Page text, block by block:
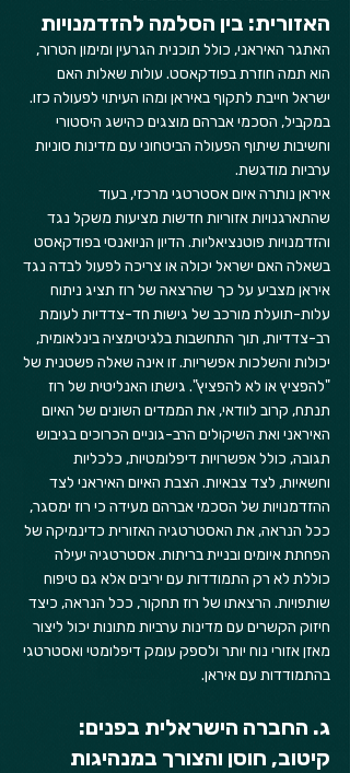
האזורית: בין הסלמה להזדמנויות
האתגר האיראני, כולל תוכנית הגרעין ומימון הטרור,
הוא תמה חוזרת בפודקאסט. עולות שאלות האם
ישראל חייבת לתקוף באיראן ומהו העיתוי לפעולה כזו.
במקביל, הסכמי אברהם מוצגים כהישג היסטורי
וחשיבות שיתוף הפעולה הביטחוני עם מדינות סוניות
ערביות מודגשת.
איראן נותרה איום אסטרטגי מרכזי, בעוד
שהתארגנויות אזוריות חדשות מציעות משקל נגד
והזדמנויות פוטנציאליות. הדיון הניואנסי בפודקאסט
בשאלה האם ישראל יכולה או צריכה לפעול לבדה נגד
איראן מצביע על כך שהרצאה של רוז תציג ניתוח
עלות-תועלת מורכב של גישות חד-צדדיות לעומת
רב-צדדיות, תוך התחשבות בלגיטימציה בינלאומית,
יכולות והשלכות אפשריות. זו אינה שאלה פשטנית של
"להפציץ או לא להפציץ". גישתו האנליטית של רוז
תנתח, קרוב לוודאי, את הממדים השונים של האיום
האיראני ואת השיקולים הרב-גוניים הכרוכים בגיבוש
תגובה, כולל אפשרויות דיפלומטיות, כלכליות
וחשאיות, לצד צבאיות. הצבת האיום האיראני לצד
ההזדמנויות של הסכמי אברהם מעידה כי רוז ימסגר,
ככל הנראה, את האסטרטגיה האזורית כדינמיקה של
הפחתת איומים ובניית בריתות. אסטרטגיה יעילה
כוללת לא רק התמודדות עם יריבים אלא גם טיפוח
שותפויות. הרצאתו של רוז תחקור, ככל הנראה, כיצד
חיזוק הקשרים עם מדינות ערביות מתונות יכול ליצור
מאזן אזורי נוח יותר ולספק עומק דיפלומטי ואסטרטגי
בהתמודדות עם איראן.
ג. החברה הישראלית בפנים:
קיטוב, חוסן והצורך במנהיגות